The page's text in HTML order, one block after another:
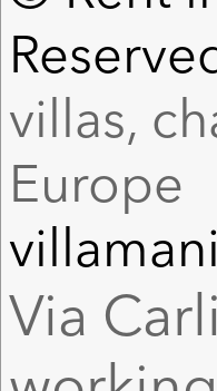
villas,
Europe
Via